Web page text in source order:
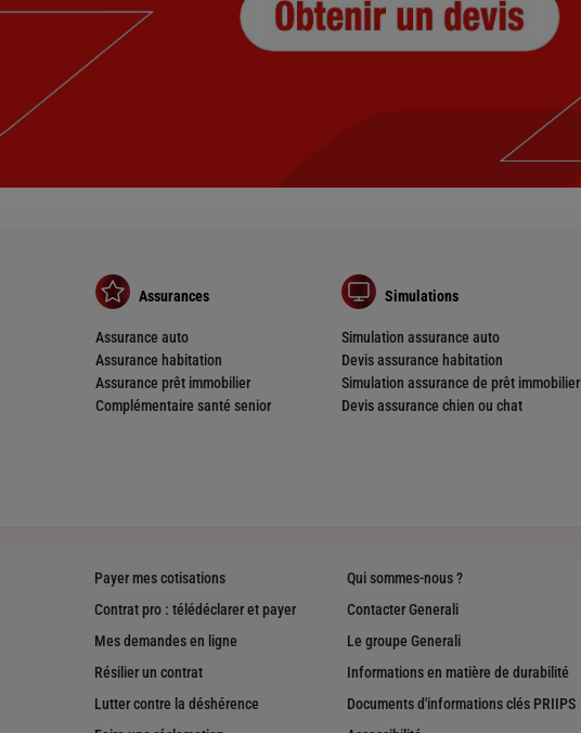
Assurances
Assurance auto
Assurance habitation
Assurance prêt immobilier
Complémentaire santé senior
Simulations
Simulation assurance auto
Devis assurance habitation
Simulation assurance de prêt immobilier
Devis assurance chien ou chat
Payer mes cotisations
Contrat pro : télédéclarer et payer
Mes demandes en ligne
Résilier un contrat
Lutter contre la déshérence
Qui sommes-nous ?
Contacter Generali
Le groupe Generali
Informations en matière de durabilité
Documents d'informations clés PRIIPS